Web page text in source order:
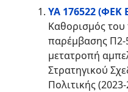
ΥΑ 176522 (ΦΕΚ
Καθορισμός
παρέμβασης Π2-
μετατροπή
Στρατηγικού
Πολιτικής